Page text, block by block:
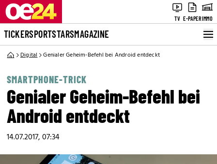
TV E-PAPERIMMO
TICKERSPORTSTARSMAGAZINE
Digital Genialer Geheim-Befehl bei Android entdeckt
SMARTPHONE-TRICK
Genialer Geheim-Befehl bei
Android entdeckt
14.07.2017, 07:34